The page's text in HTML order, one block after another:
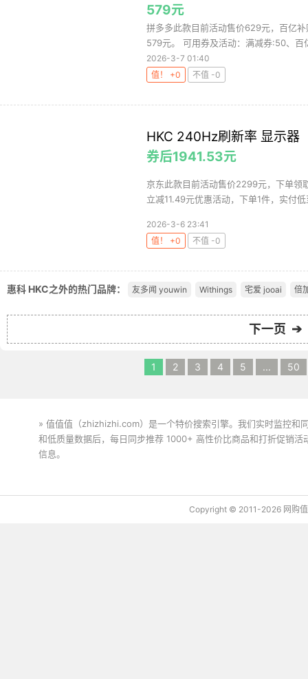
579元
拼多多此款目前活动售价629元，百亿
579元。 可用券及活动：满减券:50、
2026-3-7 01:40
值！ +0
不值 -0
HKC 240Hz刷新率 显示器
券后1941.53元
京东此款目前活动售价2299元，下单
立减11.49元优惠活动，下单1件，实付
2026-3-6 23:41
值！ +0
不值 -0
惠科 HKC之外的热门品牌： 友多闻 youwin Withings 宅爱 jooai 倍
下一页 ➔
1 2 3 4 5 ... 50
» 值值值（zhizhizhi.com）是一个特价搜索引擎。我们实时监控和
和低质量数据后，每日同步推荐 1000+ 高性价比商品和打折促销
信息。
Copyright © 2011-2026 网购